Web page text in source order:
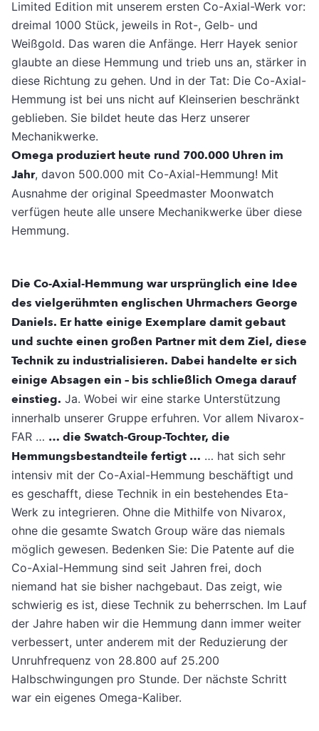
Limited Edition mit unserem ersten Co-Axial-Werk vor:
dreimal 1000 Stück, jeweils in Rot-, Gelb- und
Weißgold. Das waren die Anfänge. Herr Hayek senior
glaubte an diese Hemmung und trieb uns an, stärker in
diese Richtung zu gehen. Und in der Tat: Die Co-Axial-
Hemmung ist bei uns nicht auf Kleinserien beschränkt
geblieben. Sie bildet heute das Herz unserer
Mechanikwerke.
Omega produziert heute rund 700.000 Uhren im
Jahr, davon 500.000 mit Co-Axial-Hemmung! Mit
Ausnahme der original Speedmaster Moonwatch
verfügen heute alle unsere Mechanikwerke über diese
Hemmung.
Die Co-Axial-Hemmung war ursprünglich eine Idee
des vielgerühmten englischen Uhrmachers George
Daniels. Er hatte einige Exemplare damit gebaut
und suchte einen großen Partner mit dem Ziel, diese
Technik zu industrialisieren. Dabei handelte er sich
einige Absagen ein – bis schließlich Omega darauf
einstieg. Ja. Wobei wir eine starke Unterstützung
innerhalb unserer Gruppe erfuhren. Vor allem Nivarox-
FAR … … die Swatch-Group-Tochter, die
Hemmungsbestandteile fertigt … … hat sich sehr
intensiv mit der Co-Axial-Hemmung beschäftigt und
es geschafft, diese Technik in ein bestehendes Eta-
Werk zu integrieren. Ohne die Mithilfe von Nivarox,
ohne die gesamte Swatch Group wäre das niemals
möglich gewesen. Bedenken Sie: Die Patente auf die
Co-Axial-Hemmung sind seit Jahren frei, doch
niemand hat sie bisher nachgebaut. Das zeigt, wie
schwierig es ist, diese Technik zu beherrschen. Im Lauf
der Jahre haben wir die Hemmung dann immer weiter
verbessert, unter anderem mit der Reduzierung der
Unruhfrequenz von 28.800 auf 25.200
Halbschwingungen pro Stunde. Der nächste Schritt
war ein eigenes Omega-Kaliber.